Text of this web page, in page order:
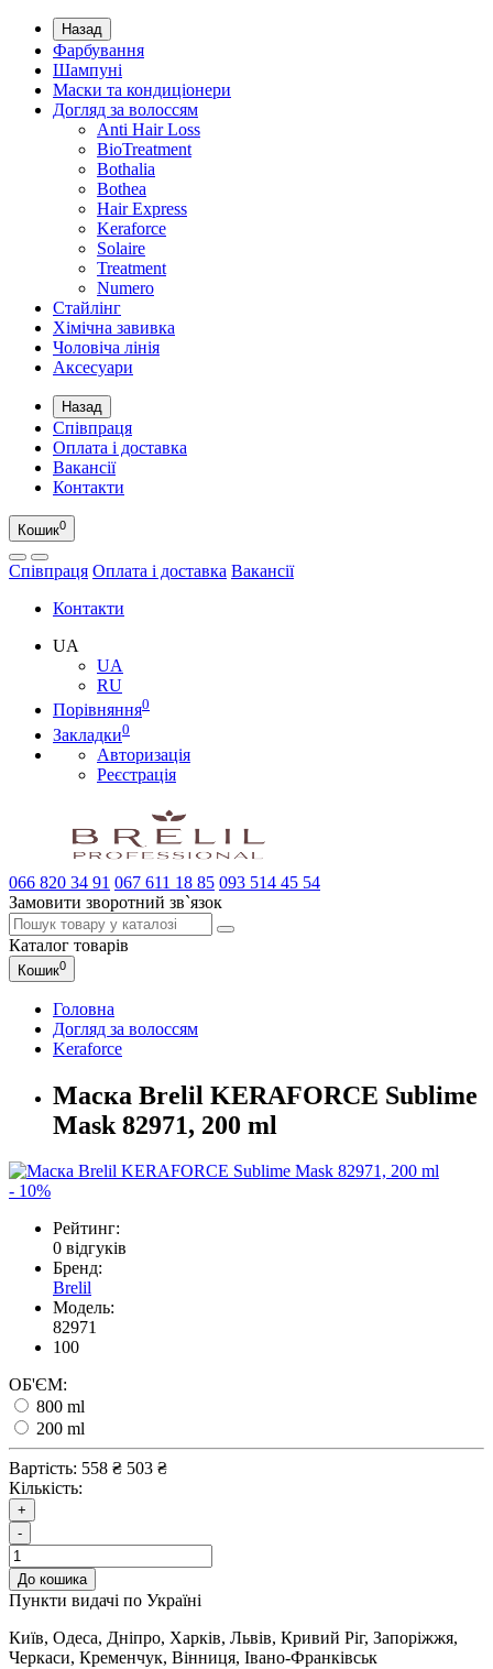
Назад
Фарбування
Шампуні
Маски та кондиціонери
Догляд за волоссям
Anti Hair Loss
BioTreatment
Bothalia
Bothea
Hair Express
Keraforce
Solaire
Treatment
Numero
Стайлінг
Хімічна завивка
Чоловіча лінія
Аксесуари
Назад
Співпраця
Оплата і доставка
Вакансії
Контакти
Кошик0
Співпраця Оплата і доставка Вакансії
Контакти
UA
UA
RU
Порівняння0
Закладки0
Авторизація
Реєстрація
066 820 34 91 067 611 18 85 093 514 45 54
Замовити зворотний зв`язок
Каталог товарів
Кошик0
Головна
Догляд за волоссям
Keraforce
Маска Brelil KERAFORCE Sublime
Mask 82971, 200 ml
- 10%
Рейтинг:
0 відгуків
Бренд:
Brelil
Модель:
82971
100
ОБ'ЄМ:
800 ml
200 ml
Вартість: 558 ₴ 503 ₴
Кількість:
+
-
До кошика
Пункти видачі по Україні
Київ, Одеса, Дніпро, Харків, Львів, Кривий Ріг, Запоріжжя,
Черкаси, Кременчук, Вінниця, Івано-Франківськ